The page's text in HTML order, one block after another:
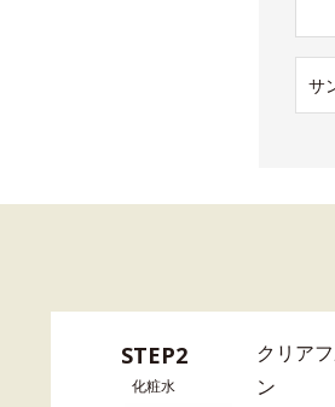
サ
STEP2
化粧水
クリア
ン